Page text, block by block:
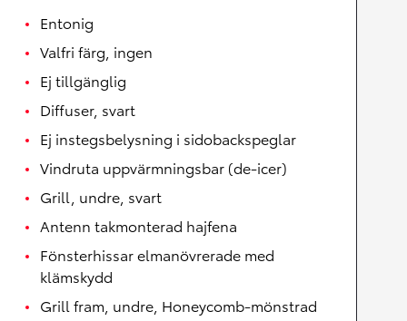
Entonig
Valfri färg, ingen
Ej tillgänglig
Diffuser, svart
Ej instegsbelysning i sidobackspeglar
Vindruta uppvärmningsbar (de-icer)
Grill, undre, svart
Antenn takmonterad hajfena
Fönsterhissar elmanövrerade med
klämskydd
Grill fram, undre, Honeycomb-mönstrad